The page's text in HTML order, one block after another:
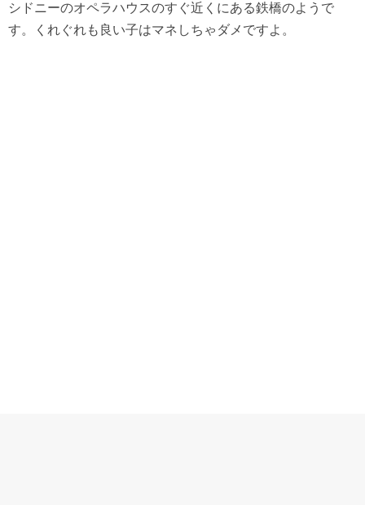
シドニーのオペラハウスのすぐ近くにある鉄橋のようで
す。くれぐれも良い子はマネしちゃダメですよ。